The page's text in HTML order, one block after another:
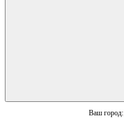
Ваш город: